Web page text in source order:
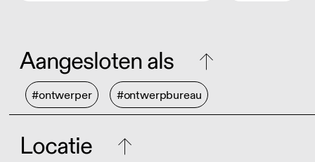
Aangesloten als
#ontwerper #ontwerpbureau
Locatie